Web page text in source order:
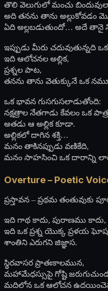
తొలి వెలుగులో మంచు
అది తనను తాను అల్లుకోవడం
ఏది అల్లబడుతుందో… అదే తానై
ఇప్పుడు మీరు
ఇది ఆలోచనల అల్లిక,
ప్రశ్నల పాట,
తనను తాను వెతుక్కునే ఒక
ఒక భావన గుసగుసలాడుతోంది:
నక్షత్రాల నేతగాడు కేవలం ఒక
అతడు ఆ అల్లిక కూడా.
అల్లికలో దాగిన శక్తి…
మనం తాకినప్పుడు వణికేది,
మనం సాహసించి ఒక దారాన్ని
Overture – Poetic
ప్రస్తావన – ప్రథమ తంతువుకు
ఇది గాథ కాదు, పురాణము కాదు,
ఇది ఒక ప్రశ్న యొక్క ప్రళయ
శాంతిని ఎరుగని జిజ్ఞాస.
స్థిరవాసర ప్రాతఃకాలమున,
మహామేధస్సుపై గోష్టి
మదిలోన ఒక ఆలోచన